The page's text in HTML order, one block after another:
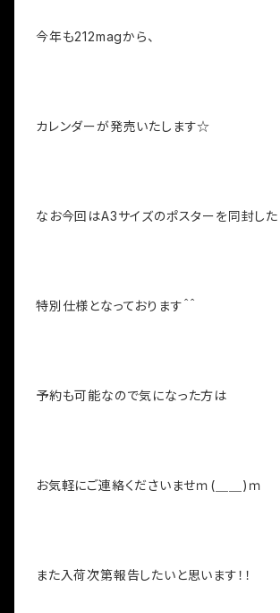
今年も212magから、
カレンダーが発売いたします☆
なお今回はA3サイズのポスターを同封した
特別仕様となっております＾＾
予約も可能なので気になった方は
お気軽にご連絡くださいませｍ(＿＿)ｍ
また入荷次第報告したいと思います！！